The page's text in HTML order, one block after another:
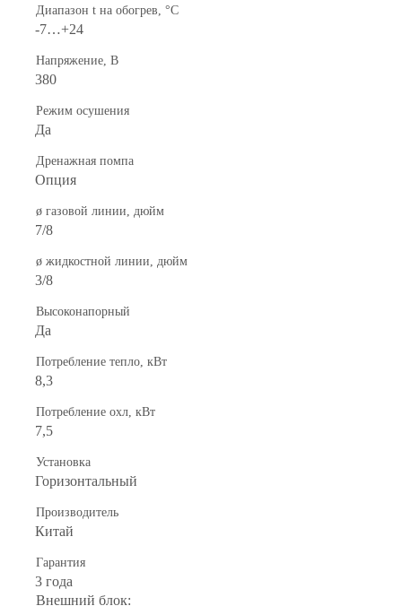
Диапазон t на обогрев, °С
-7…+24
Напряжение, В
380
Режим осушения
Да
Дренажная помпа
Опция
ø газовой линии, дюйм
7/8
ø жидкостной линии, дюйм
3/8
Высоконапорный
Да
Потребление тепло, кВт
8,3
Потребление охл, кВт
7,5
Установка
Горизонтальный
Производитель
Китай
Гарантия
3 года
Внешний блок: